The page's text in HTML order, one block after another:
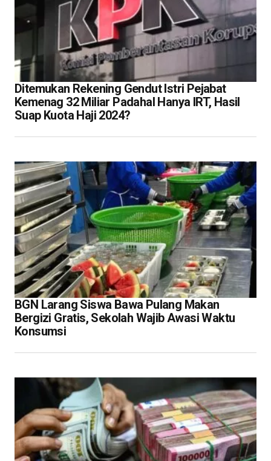
Ditemukan Rekening Gendut Istri Pejabat
Kemenag 32 Miliar Padahal Hanya IRT, Hasil
Suap Kuota Haji 2024?
BGN Larang Siswa Bawa Pulang Makan
Bergizi Gratis, Sekolah Wajib Awasi Waktu
Konsumsi